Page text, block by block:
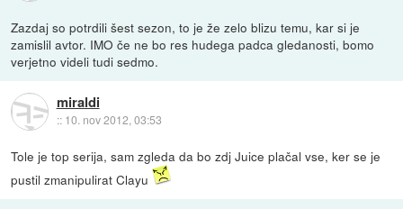
Zazdaj so potrdili šest sezon, to je že zelo blizu temu, kar si je
zamislil avtor. IMO če ne bo res hudega padca gledanosti, bomo
verjetno videli tudi sedmo.
miraldi
:: 10. nov 2012, 03:53
Tole je top serija, sam zgleda da bo zdj Juice plačal vse, ker se je
pustil zmanipulirat Clayu